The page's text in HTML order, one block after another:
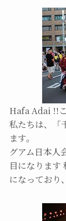
Hafa Adai !!
私たちは、「
ます。
グアム日本人
目になります
になっており